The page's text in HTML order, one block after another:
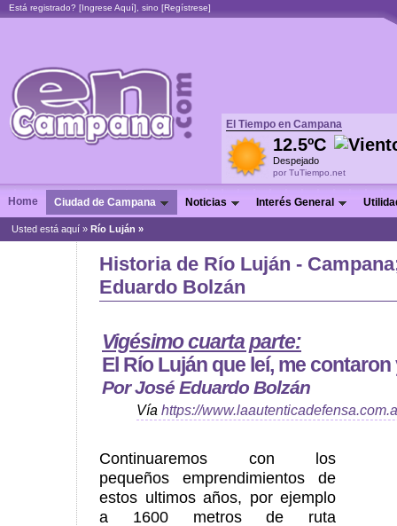
Está registrado? [Ingrese Aquí], sino [Regístrese]
El Tiempo en Campana
12.5ºC
Despejado
por TuTiempo.net
Home Ciudad de Campana Noticias Interés General
Usted está aquí » Río Luján »
Historia de Río Luján -
Eduardo Bolzán
Vigésimo cuarta parte:
El Río Luján que leí, me contaron
Por José Eduardo Bolzán
Vía https://
Continuaremos con los
pequeños emprendimientos de
estos ultimos años, por ejemplo
a 1600 metros de ruta